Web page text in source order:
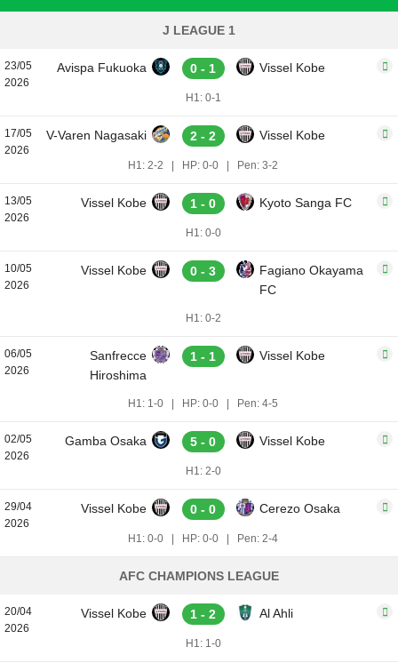
J LEAGUE 1
23/05
2026
Avispa Fukuoka 0 - 1 Vissel Kobe
H1: 0-1
17/05
2026
V-Varen Nagasaki 2 - 2 Vissel Kobe
H1: 2-2 HP: 0-0 Pen: 3-2
13/05
2026
Vissel Kobe 1 - 0 Kyoto Sanga FC
H1: 0-0
10/05
2026
Vissel Kobe 0 - 3
Fagiano Okayama
FC
H1: 0-2
06/05
2026
Sanfrecce
Hiroshima
1 - 1 Vissel Kobe
H1: 1-0 HP: 0-0 Pen: 4-5
02/05
2026
Gamba Osaka 5 - 0 Vissel Kobe
H1: 2-0
29/04
2026
Vissel Kobe 0 - 0 Cerezo Osaka
H1: 0-0 HP: 0-0 Pen: 2-4
AFC CHAMPIONS LEAGUE
20/04
2026
Vissel Kobe 1 - 2 Al Ahli
H1: 1-0